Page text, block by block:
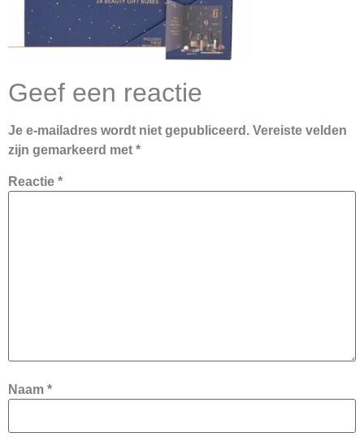
Geef een reactie
Je e-mailadres wordt niet gepubliceerd. Vereiste velden
zijn gemarkeerd met *
Reactie *
Naam *